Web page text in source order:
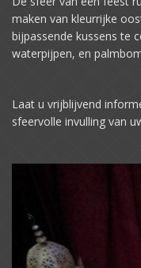
maken van kleurrijke
bijpassende kussens te
waterpijpen, en
Laat u vrijblijvend
sfeervolle invulling van